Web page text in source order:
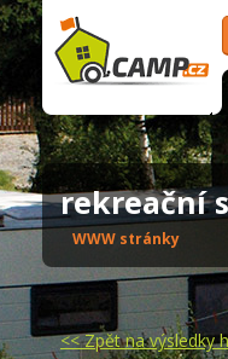
rekreační
WWW stránky
<<Zpět na výsledky